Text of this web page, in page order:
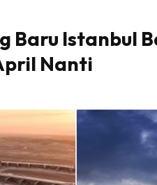
Sentiasa up to date
Baru Istanbul
Nanti